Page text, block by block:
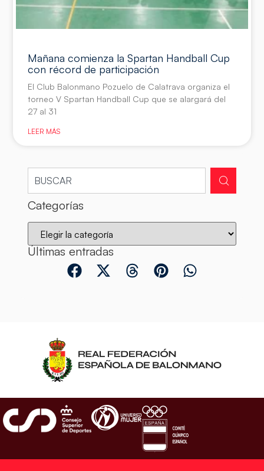
Mañana comienza la Spartan Handball Cup
con récord de participación
El Club Balonmano Pozuelo de Calatrava organiza el
torneo V Spartan Handball Cup que se alargará del
27 al 31
LEER MÁS
Categorías
Últimas entradas